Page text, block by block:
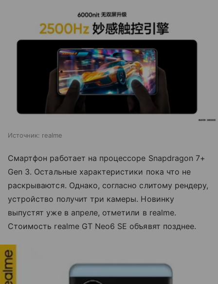
Источник: realme
Смартфон работает на процессоре Snapdragon 7+
Gen 3. Остальные характеристики пока что не
раскрываются. Однако, согласно слитому рендеру,
устройство получит три камеры. Новинку
выпустят уже в апреле, отметили в realme.
Стоимость realme GT Neo6 SE объявят позднее.